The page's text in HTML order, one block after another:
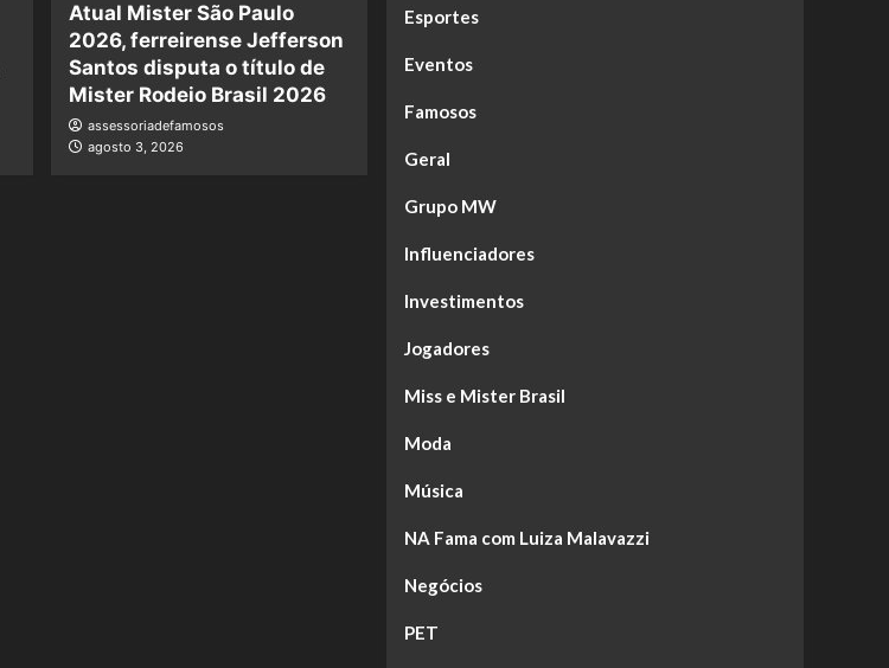
Atual Mister São Paulo
2026, ferreirense Jefferson
Santos disputa o título de
Mister Rodeio Brasil 2026
assessoriadefamosos
agosto 3, 2026
Esportes
Eventos
Famosos
Geral
Grupo MW
Influenciadores
Investimentos
Jogadores
Miss e Mister Brasil
Moda
Música
NA Fama com Luiza Malavazzi
Negócios
PET